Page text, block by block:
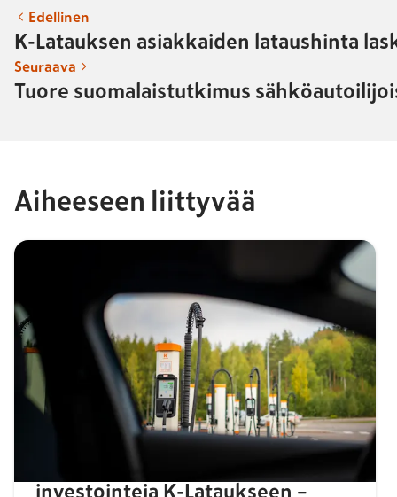
Edellinen
K-Latauksen asiakkaiden lataushinta
Seuraava
Tuore suomalaistutkimus
Aiheeseen liittyvää
K-Auto jatkaa vahvoja
investointeja K-Lataukseen –